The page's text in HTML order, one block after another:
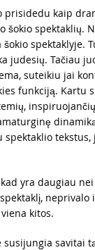
prisidedu kaip
šokio spektaklių.
spektaklyje.
judesių. Tačiau
suteikiu jai
funkciją. Kartu
spektaklio
yra daugiau
neprivalo
kitos.
susijungia savitai